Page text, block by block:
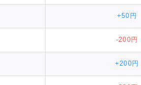
+50円
-200円
+200円